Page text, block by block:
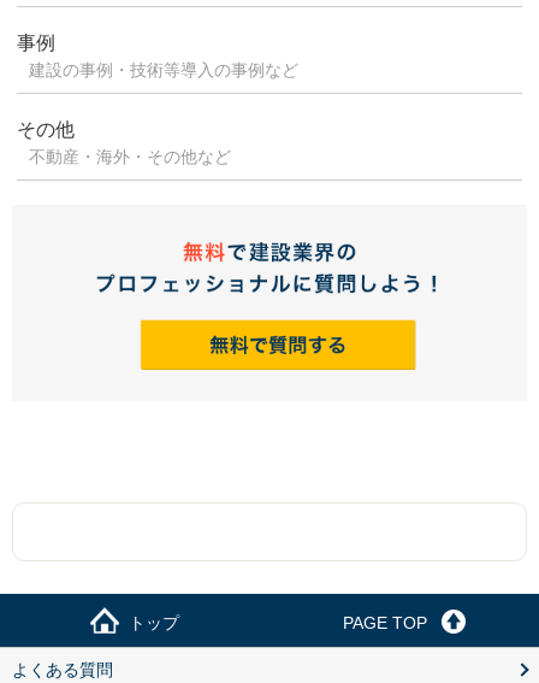
事例
建設の事例・技術等導入の事例など
その他
不動産・海外・その他など
トップ PAGE TOP
よくある質問